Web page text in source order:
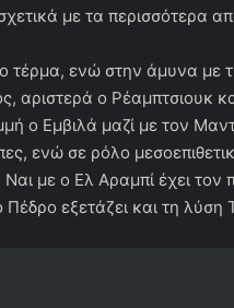
με τα περισσότερα
τέρμα, ενώ στην άμυνα με
αριστερά ο Ρέαμπτσιουκ
ο Εμβιλά μαζί με τον
ενώ σε ρόλο
με ο Ελ Αραμπί έχει
εξετάζει και τη λύση